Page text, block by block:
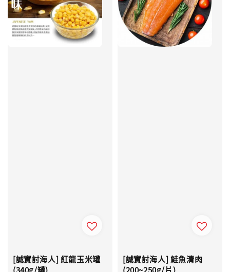
[誠實討海人] 紅龍玉米罐
[誠實討海人] 鮭魚清肉